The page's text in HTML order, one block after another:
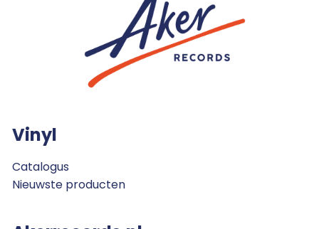
Vinyl
Catalogus
Nieuwste producten